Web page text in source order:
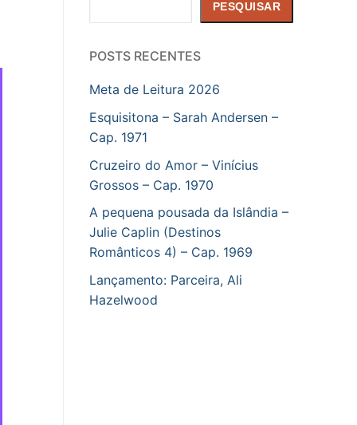
PESQUISAR
POSTS RECENTES
Meta de Leitura 2026
Esquisitona – Sarah Andersen –
Cap. 1971
Cruzeiro do Amor – Vinícius
Grossos – Cap. 1970
A pequena pousada da Islândia –
Julie Caplin (Destinos
Românticos 4) – Cap. 1969
Lançamento: Parceira, Ali
Hazelwood